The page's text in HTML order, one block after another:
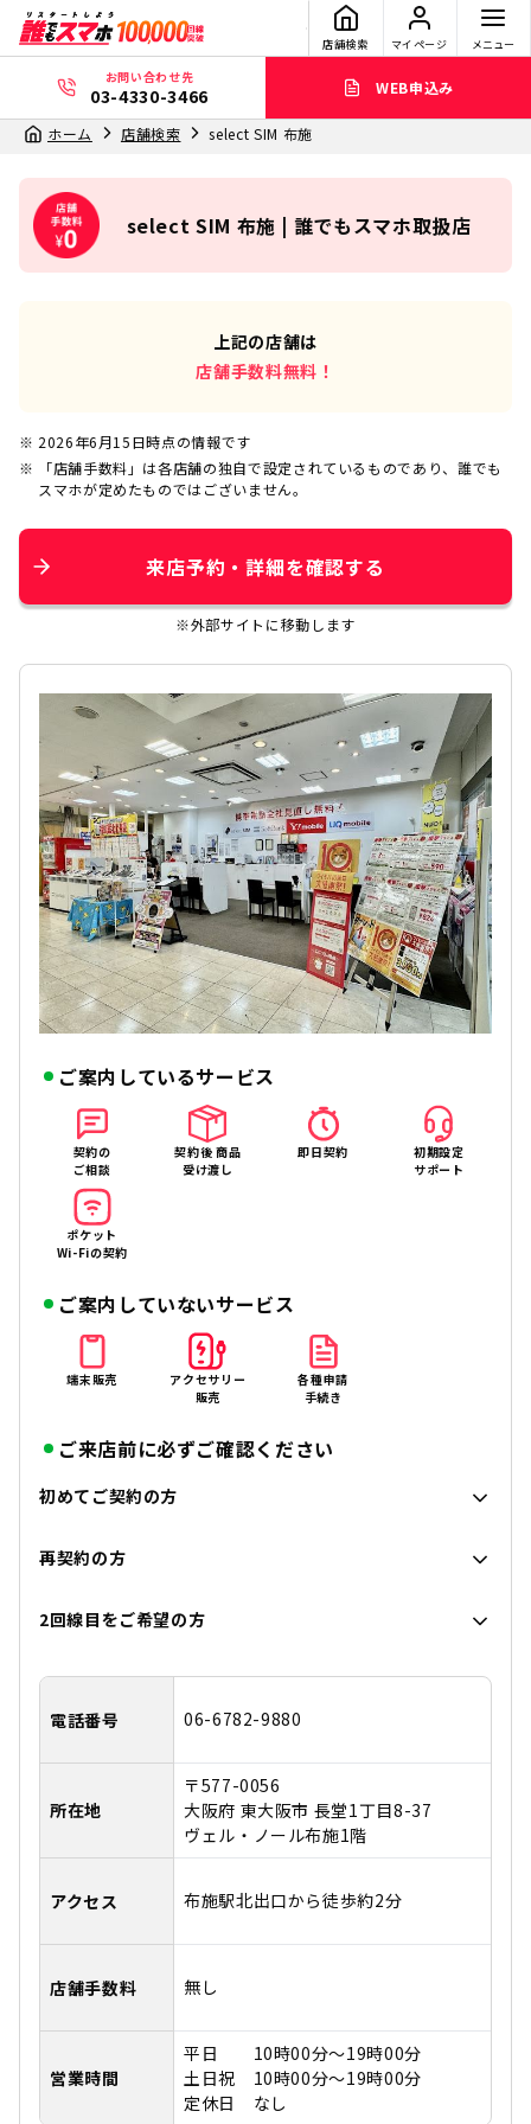
店舗検索 マイページ メニュー
お問い合わせ先
03-4330-3466 WEB申込み
ホーム 店舗検索 select SIM 布施
select SIM 布施 | 誰でもスマホ取扱店
上記の店舗は
店舗手数料無料！
2026年6月15日時点の情報です
「店舗手数料」は各店舗の独自で設定されているものであり、誰でも
スマホが定めたものではございません。
来店予約・詳細を確認する
※外部サイトに移動します
ご案内しているサービス
契約の
ご相談
契約後 商品
受け渡し
即日契約
初期設定
サポート
ポケット
Wi-Fiの契約
ご案内していないサービス
端末販売
アクセサリー
販売
各種申請
手続き
ご来店前に必ずご確認ください
初めてご契約の方
再契約の方
2回線目をご希望の方
電話番号 06-6782-9880
所在地
〒577-0056
大阪府 東大阪市 長堂1丁目8-37
ヴェル・ノール布施1階
アクセス 布施駅北出口から徒歩約2分
店舗手数料 無し
営業時間
平日 10時00分～19時00分
土日祝 10時00分～19時00分
定休日 なし